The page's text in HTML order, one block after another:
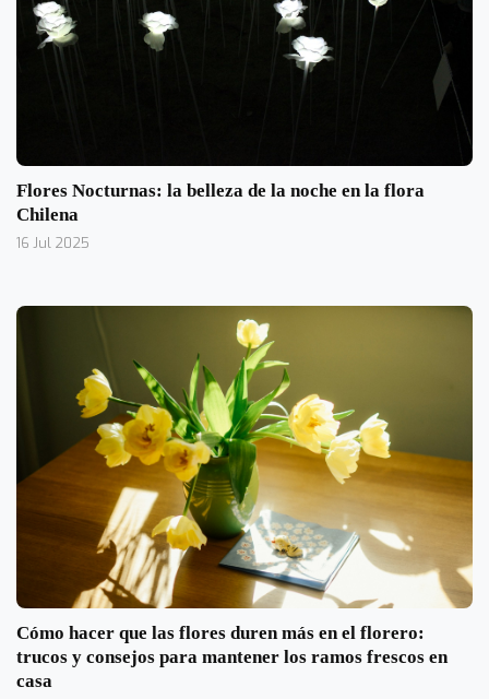
Flores Nocturnas: la belleza de la noche en la flora
Chilena
16 Jul 2025
Cómo hacer que las flores duren más en el florero:
trucos y consejos para mantener los ramos frescos en
casa